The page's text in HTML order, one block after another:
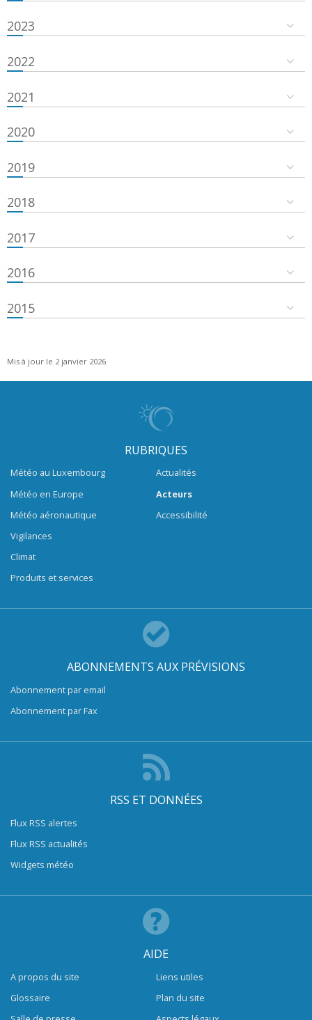
2023
2022
2021
2020
2019
2018
2017
2016
2015
Mis à jour le 2 janvier 2026
RUBRIQUES
Météo au Luxembourg
Météo en Europe
Météo aéronautique
Vigilances
Climat
Produits et services
Actualités
Acteurs
Accessibilité
ABONNEMENTS AUX PRÉVISIONS
Abonnement par email
Abonnement par Fax
RSS ET DONNÉES
Flux RSS alertes
Flux RSS actualités
Widgets météo
AIDE
A propos du site
Glossaire
Liens utiles
Plan du site